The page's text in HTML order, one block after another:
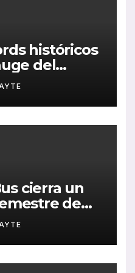
históricos
del
en San
cierra un
de
en